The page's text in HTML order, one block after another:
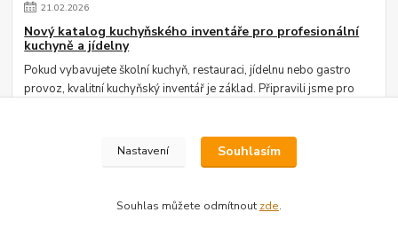
21.02.2026
Nový katalog kuchyňského inventáře pro profesionální
kuchyně a jídelny
Pokud vybavujete školní kuchyň, restauraci, jídelnu nebo gastro
provoz, kvalitní kuchyňský inventář je základ. Připravili jsme pro
Nastavení Souhlasím
Souhlas můžete odmítnout zde.